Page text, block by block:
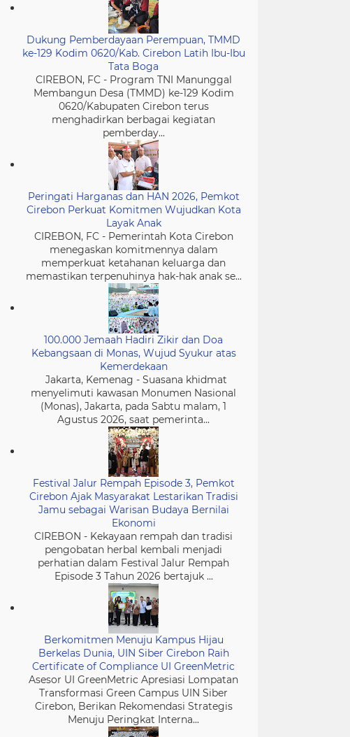
Dukung Pemberdayaan Perempuan, TMMD
ke-129 Kodim 0620/Kab. Cirebon Latih Ibu-Ibu
Tata Boga
CIREBON, FC - Program TNI Manunggal
Membangun Desa (TMMD) ke-129 Kodim
0620/Kabupaten Cirebon terus
menghadirkan berbagai kegiatan
pemberday...
Peringati Harganas dan HAN 2026, Pemkot
Cirebon Perkuat Komitmen Wujudkan Kota
Layak Anak
CIREBON, FC - Pemerintah Kota Cirebon
menegaskan komitmennya dalam
memperkuat ketahanan keluarga dan
memastikan terpenuhinya hak-hak anak se...
100.000 Jemaah Hadiri Zikir dan Doa
Kebangsaan di Monas, Wujud Syukur atas
Kemerdekaan
Jakarta, Kemenag - Suasana khidmat
menyelimuti kawasan Monumen Nasional
(Monas), Jakarta, pada Sabtu malam, 1
Agustus 2026, saat pemerinta...
Festival Jalur Rempah Episode 3, Pemkot
Cirebon Ajak Masyarakat Lestarikan Tradisi
Jamu sebagai Warisan Budaya Bernilai
Ekonomi
CIREBON - Kekayaan rempah dan tradisi
pengobatan herbal kembali menjadi
perhatian dalam Festival Jalur Rempah
Episode 3 Tahun 2026 bertajuk ...
Berkomitmen Menuju Kampus Hijau
Berkelas Dunia, UIN Siber Cirebon Raih
Certificate of Compliance UI GreenMetric
Asesor UI GreenMetric Apresiasi Lompatan
Transformasi Green Campus UIN Siber
Cirebon, Berikan Rekomendasi Strategis
Menuju Peringkat Interna...